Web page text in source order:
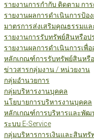
รายงานการกำกับ ติดตาม กา
รายงานผลการดำเนินการป้อ
มาตรการส่งเสริมคุณธรรมแ
รายงานการรับทรัพย์สินหรือ
รายงานผลการดำเนินการเพื่
หลักเกณฑ์การรับทรัพย์สินหรื
ข่าวสารกลุ่มงาน / หน่วยงาน
กลุ่มอำนวยการ
กลุ่มบริหารงานบุคคล
นโยบายการบริหารงานบุคคล
หลักเกณฑ์การบริหารและพัฒ
ระบบ E-Service
กลุ่มบริหารการเงินและสินทรั